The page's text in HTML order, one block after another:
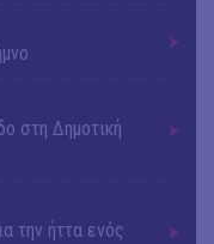
στη Δημοτική
την ήττα ενός